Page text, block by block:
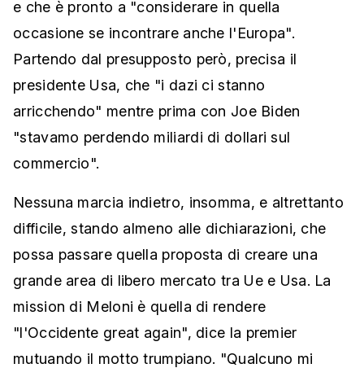
e che è pronto a "considerare in quella
occasione se incontrare anche l'Europa".
Partendo dal presupposto però, precisa il
presidente Usa, che "i dazi ci stanno
arricchendo" mentre prima con Joe Biden
"stavamo perdendo miliardi di dollari sul
commercio".
Nessuna marcia indietro, insomma, e altrettanto
difficile, stando almeno alle dichiarazioni, che
possa passare quella proposta di creare una
grande area di libero mercato tra Ue e Usa. La
mission di Meloni è quella di rendere
"l'Occidente great again", dice la premier
mutuando il motto trumpiano. "Qualcuno mi